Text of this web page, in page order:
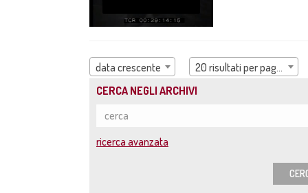
data crescente
20 risultati per pagina
CERCA NEGLI ARCHIVI
ricerca avanzata